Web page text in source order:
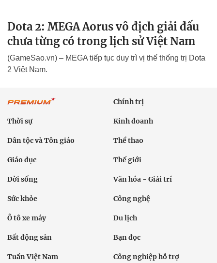
Dota 2: MEGA Aorus vô địch giải đấu
chưa từng có trong lịch sử Việt Nam
(GameSao.vn) – MEGA tiếp tục duy trì vị thế thống trị Dota
2 Việt Nam.
Chính trị
Thời sự Kinh doanh
Dân tộc và Tôn giáo Thể thao
Giáo dục Thế giới
Đời sống Văn hóa - Giải trí
Sức khỏe Công nghệ
Ô tô xe máy Du lịch
Bất động sản Bạn đọc
Tuần Việt Nam Công nghiệp hỗ trợ